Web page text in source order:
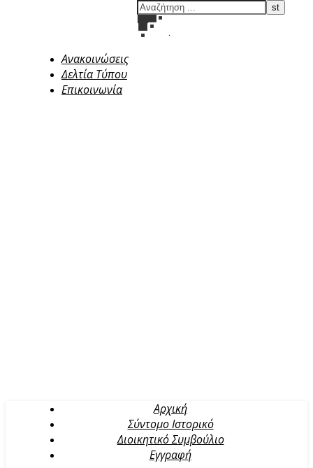
Ανακοινώσεις
Δελτία Τύπου
Επικοινωνία
Αρχική
Σύντομο Ιστορικό
Διοικητικό Συμβούλιο
Εγγραφή